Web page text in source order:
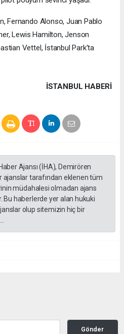
Fernando Alonso, Juan Pablo
Lewis Hamilton, Jenson
Vettel, İstanbul Park'ta
İSTANBUL HABERİ
Ajansı (İHA), Demirören
ajanslar tarafından eklenen tüm
müdahalesi olmadan ajans
Bu haberlerde yer alan hukuki
olup sitemizin hiç bir
Gönder